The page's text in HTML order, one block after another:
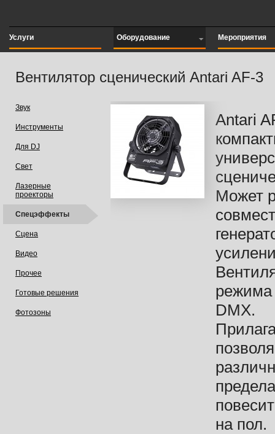
Услуги Оборудование Мероприятия
Вентилятор сценический Antari AF-3
Звук
Инструменты
Для DJ
Свет
Лазерные
проекторы
Спецэффекты
Сцена
Видео
Прочее
Готовые решения
Фотозоны
Antari
Может
режима
DMX.
на пол.